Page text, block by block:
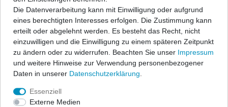
Angaben Produktsicherheit
Vollgarage aus hochwertiger Materialkombination
Die Datenverarbeitung kann mit Einwilligung oder aufgrund
eines berechtigten Interesses erfolgen. Die Zustimmung kann
erteilt oder abgelehnt werden. Es besteht das Recht, nicht
einzuwilligen und die Einwilligung zu einem späteren Zeitpunkt
zu ändern oder zu widerrufen. Beachten Sie unser Impressum
und weitere Hinweise zur Verwendung personenbezogener
Daten in unserer Daten­schutz­erklärung
Essenziell
Externe Medien